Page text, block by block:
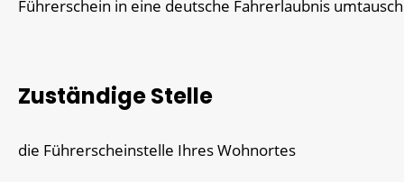
Führerschein in eine deutsche Fahrerlaubnis
Zuständige Stelle
die Führerscheinstelle Ihres Wohnortes